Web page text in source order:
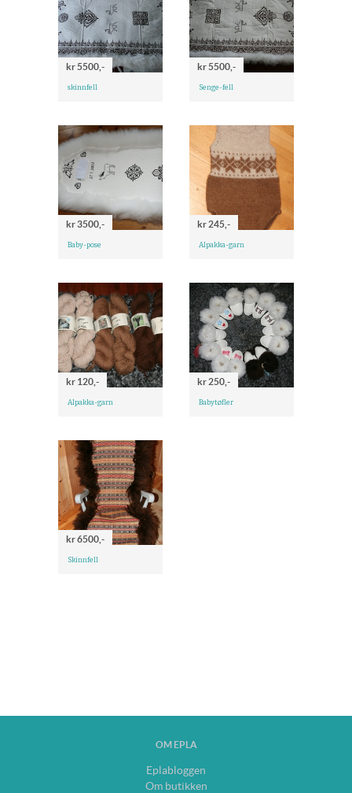
kr 5500,-
skinnfell
kr 5500,-
Senge-fell
kr 3500,-
Baby-pose
kr 245,-
Alpakka-garn
kr 120,-
Alpakka-garn
kr 250,-
Babytøfler
kr 6500,-
Skinnfell
OM EPLA
Eplabloggen
Om butikken